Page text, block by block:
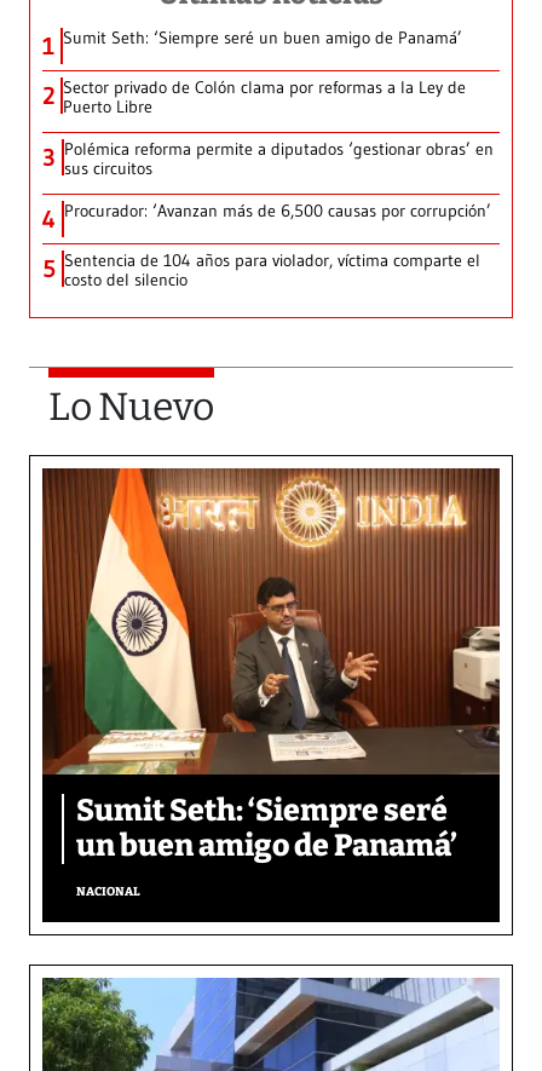
1 Sumit Seth: ‘Siempre seré un buen amigo de Panamá’
2 Sector privado de Colón clama por reformas a la Ley de
Puerto Libre
3 Polémica reforma permite a diputados ‘gestionar obras’ en
sus circuitos
4 Procurador: ‘Avanzan más de 6,500 causas por corrupción’
5 Sentencia de 104 años para violador, víctima comparte el
costo del silencio
Lo Nuevo
Sumit Seth: ‘Siempre seré
un buen amigo de Panamá’
NACIONAL